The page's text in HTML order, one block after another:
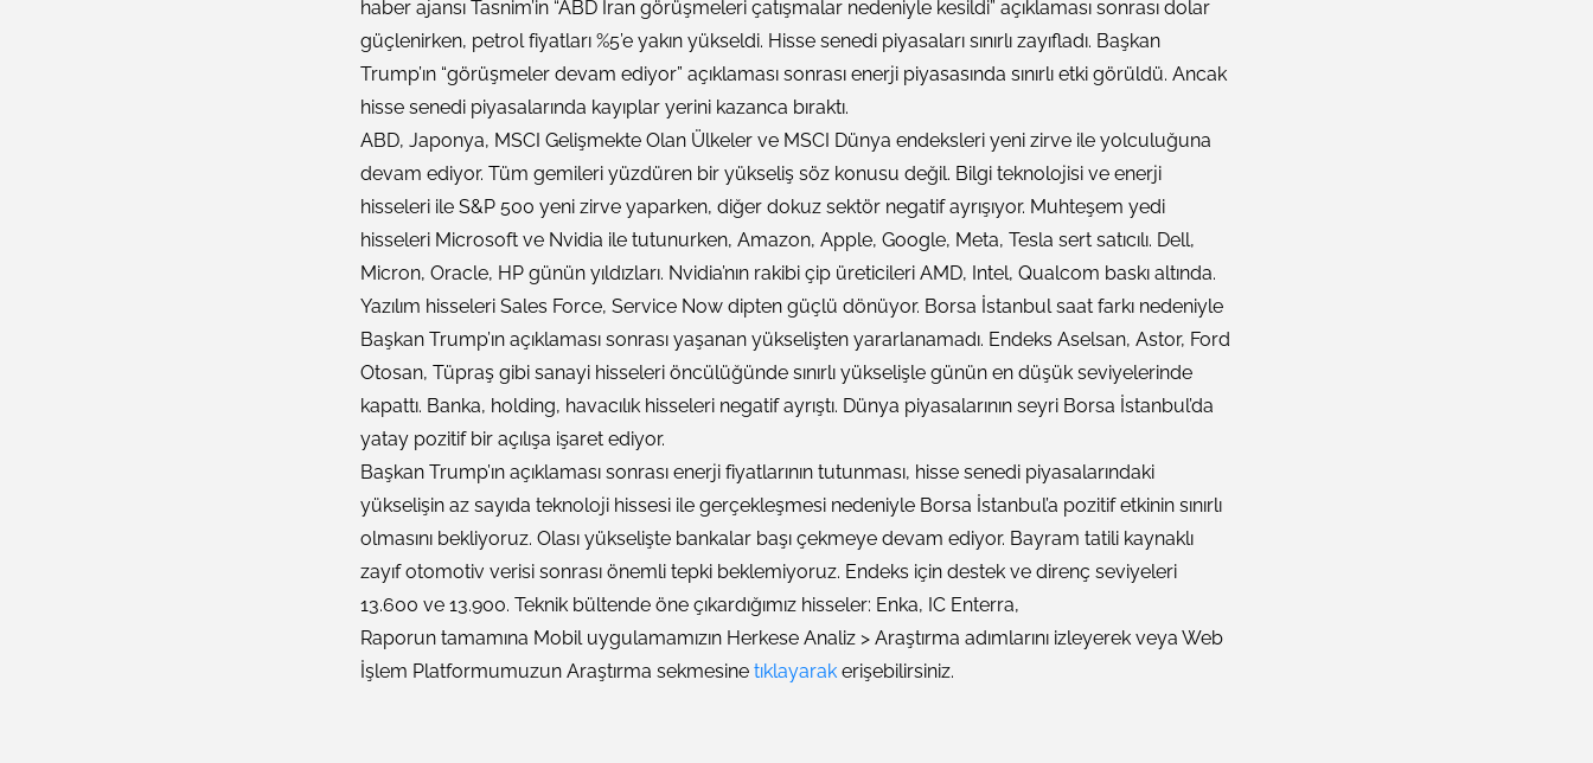
haber ajansı Tasnim’in “ABD İran görüşmeleri çatışmalar nedeniyle kesildi” açıklaması sonrası dolar
güçlenirken, petrol fiyatları %5’e yakın yükseldi. Hisse senedi piyasaları sınırlı zayıfladı. Başkan
Trump’ın “görüşmeler devam ediyor” açıklaması sonrası enerji piyasasında sınırlı etki görüldü. Ancak
hisse senedi piyasalarında kayıplar yerini kazanca bıraktı.
ABD, Japonya, MSCI Gelişmekte Olan Ülkeler ve MSCI Dünya endeksleri yeni zirve ile yolculuğuna
devam ediyor. Tüm gemileri yüzdüren bir yükseliş söz konusu değil. Bilgi teknolojisi ve enerji
hisseleri ile S&P 500 yeni zirve yaparken, diğer dokuz sektör negatif ayrışıyor. Muhteşem yedi
hisseleri Microsoft ve Nvidia ile tutunurken, Amazon, Apple, Google, Meta, Tesla sert satıcılı. Dell,
Micron, Oracle, HP günün yıldızları. Nvidia’nın rakibi çip üreticileri AMD, Intel, Qualcom baskı altında.
Yazılım hisseleri Sales Force, Service Now dipten güçlü dönüyor. Borsa İstanbul saat farkı nedeniyle
Başkan Trump’ın açıklaması sonrası yaşanan yükselişten yararlanamadı. Endeks Aselsan, Astor, Ford
Otosan, Tüpraş gibi sanayi hisseleri öncülüğünde sınırlı yükselişle günün en düşük seviyelerinde
kapattı. Banka, holding, havacılık hisseleri negatif ayrıştı. Dünya piyasalarının seyri Borsa İstanbul’da
yatay pozitif bir açılışa işaret ediyor.
Başkan Trump’ın açıklaması sonrası enerji fiyatlarının tutunması, hisse senedi piyasalarındaki
yükselişin az sayıda teknoloji hissesi ile gerçekleşmesi nedeniyle Borsa İstanbul’a pozitif etkinin sınırlı
olmasını bekliyoruz. Olası yükselişte bankalar başı çekmeye devam ediyor. Bayram tatili kaynaklı
zayıf otomotiv verisi sonrası önemli tepki beklemiyoruz. Endeks için destek ve direnç seviyeleri
13.600 ve 13.900. Teknik bültende öne çıkardığımız hisseler: Enka, IC Enterra,
Raporun tamamına Mobil uygulamamızın Herkese Analiz > Araştırma adımlarını izleyerek veya Web
İşlem Platformumuzun Araştırma sekmesine tıklayarak erişebilirsiniz.